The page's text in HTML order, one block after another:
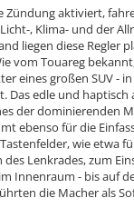
Zündung aktiviert,
, Klima- und der
liegen diese Regler
vom Touareg
eines großen SUV -
Das edle und haptisch
der dominierenden
ebenso für die
wie etwa
des Lenkrades, zum
Innenraum - bis auf
die Macher als